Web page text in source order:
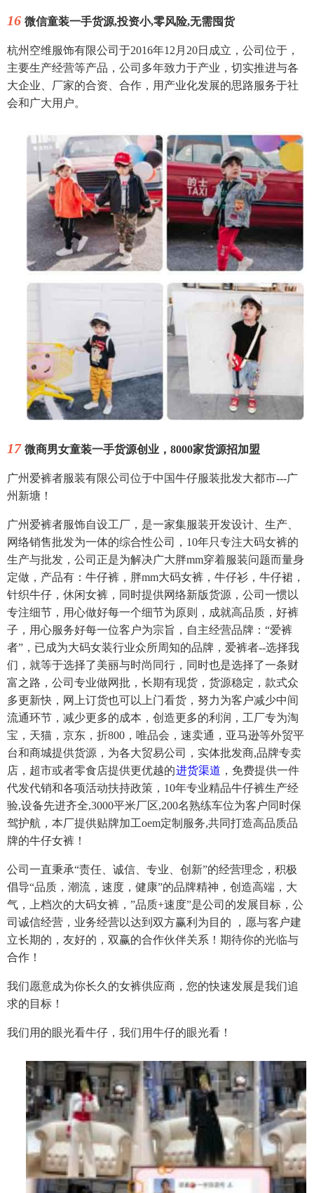
16 微信童装一手货源,投资小,零风险,无需囤货
杭州空维服饰有限公司于2016年12月20日成立，公司位于，
主要生产经营等产品，公司多年致力于产业，切实推进与各
大企业、厂家的合资、合作，用产业化发展的思路服务于社
会和广大用户。
17 微商男女童装一手货源创业，8000家货源招加盟
广州爱裤者服装有限公司位于中国牛仔服装批发大都市---广
州新塘！
广州爱裤者服饰自设工厂，是一家集服装开发设计、生产、
网络销售批发为一体的综合性公司，10年只专注大码女裤的
生产与批发，公司正是为解决广大胖mm穿着服装问题而量身
定做，产品有：牛仔裤，胖mm大码女裤，牛仔衫，牛仔裙，
针织牛仔，休闲女裤，同时提供网络新版货源，公司一惯以
专注细节，用心做好每一个细节为原则，成就高品质，好裤
子，用心服务好每一位客户为宗旨，自主经营品牌：“爱裤
者”，已成为大码女装行业众所周知的品牌，爱裤者--选择我
们，就等于选择了美丽与时尚同行，同时也是选择了一条财
富之路，公司专业做网批，长期有现货，货源稳定，款式众
多更新快，网上订货也可以上门看货，努力为客户减少中间
流通环节，减少更多的成本，创造更多的利润，工厂专为淘
宝，天猫，京东，折800，唯品会，速卖通，亚马逊等外贸平
台和商城提供货源，为各大贸易公司，实体批发商,品牌专卖
店，超市或者零食店提供更优越的进货渠道 ，免费提供一件
代发代销和各项活动扶持政策，10年专业精品牛仔裤生产经
验,设备先进齐全,3000平米厂区,200名熟练车位为客户同时保
驾护航，本厂提供贴牌加工oem定制服务,共同打造高品质品
牌的牛仔女裤！
公司一直秉承“责任、诚信、专业、创新”的经营理念，积极
倡导“品质，潮流，速度，健康”的品牌精神，创造高端，大
气，上档次的大码女裤，”品质+速度”是公司的发展目标，公
司诚信经营，业务经营以达到双方赢利为目的 ，愿与客户建
立长期的，友好的，双赢的合作伙伴关系！期待你的光临与
合作！
我们愿意成为你长久的女裤供应商，您的快速发展是我们追
求的目标！
我们用的眼光看牛仔，我们用牛仔的眼光看！